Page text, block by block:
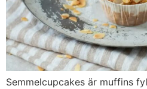
Semmelcupcakes är muffins